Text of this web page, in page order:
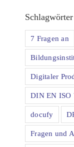
Schlagwörter
7 Fragen an
Digitaler
DIN EN ISO
docufy
Fragen und